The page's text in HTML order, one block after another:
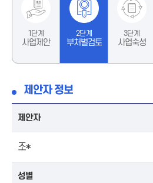
1단계
사업제안
2단계
부처별검토
3단계
사업숙성
제안자 정보
제안자
조*
성별